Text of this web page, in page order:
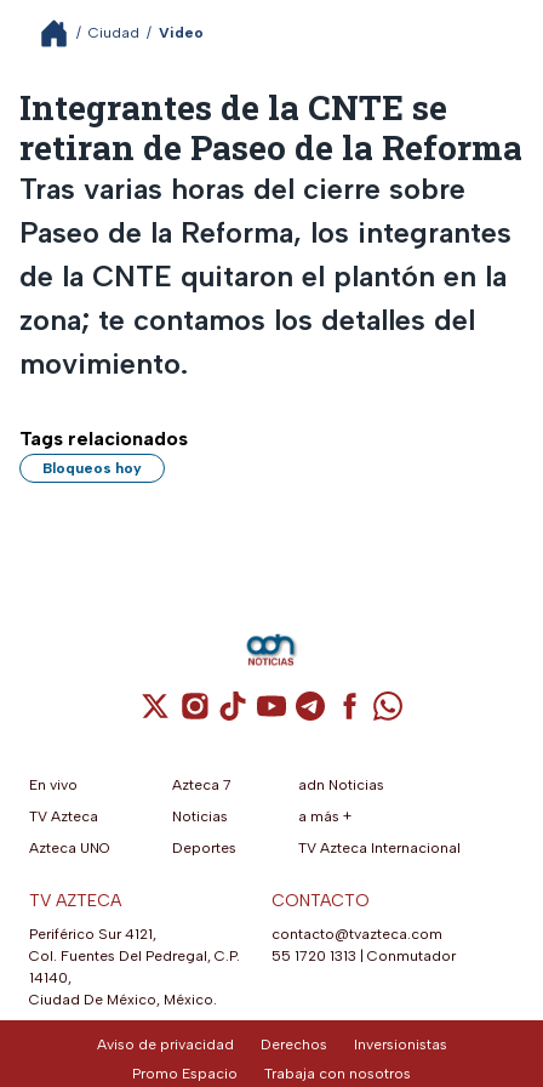
/ Ciudad / Video
Integrantes de la CNTE se
retiran de Paseo de la Reforma
Tras varias horas del cierre sobre
Paseo de la Reforma, los integrantes
de la CNTE quitaron el plantón en la
zona; te contamos los detalles del
movimiento.
Tags relacionados
Bloqueos hoy
Cuenta de X / Twitter (se abre en una
Cuenta de Instagram (se abre en una
Cuenta de TikTok (se abre en
Cuenta de YouTube (se abre
Cuenta de Telegram (se
Cuenta de
Cuenta de
En vivo
TV Azteca
Azteca UNO
Azteca 7
Noticias
Deportes
adn Noticias
a más +
TV Azteca Internacional
TV AZTECA
Periférico Sur 4121,
Col. Fuentes Del Pedregal, C.P.
14140,
Ciudad De México, México.
CONTACTO
contacto@tvazteca.com
55 1720 1313 | Conmutador
Aviso de privacidad Derechos
Inversionistas
Promo Espacio
Trabaja con nosotros